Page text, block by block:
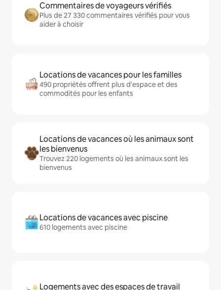
Commentaires de voyageurs vérifiés
Plus de 27 330 commentaires vérifiés pour vous
aider à choisir
Locations de vacances pour les familles
490 propriétés offrent plus d'espace et des
commodités pour les enfants
Locations de vacances où les animaux sont
les bienvenus
Trouvez 220 logements où les animaux sont les
bienvenus
Locations de vacances avec piscine
610 logements avec piscine
Logements avec des espaces de travail